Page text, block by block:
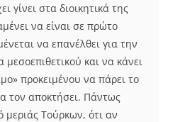
γίνει στα διοικητικά της
να είναι σε πρώτο
να επανέλθει για την
και να κάνει
προκειμένου να πάρει το
τον αποκτήσει. Πάντως
μεριάς Τούρκων, ότι αν